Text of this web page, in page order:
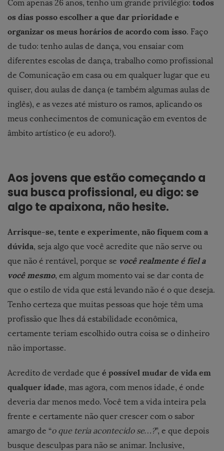
Com apenas 26 anos, tenho um grande privilégio: todos
os dias posso escolher a que dar prioridade e
organizar os meus horários de acordo com isso. Faço
de tudo: tenho aulas de dança, vou ensaiar com
diferentes escolas de dança, trabalho como profissional
de Comunicação em casa ou em qualquer lugar que eu
quiser, dou aulas de dança (e também algumas aulas de
inglês), e as vezes até misturo os ramos, aplicando os
meus conhecimentos de comunicação em eventos de
âmbito artístico (e eu adoro!).
Aos jovens que estão começando a
sua busca profissional, eu digo: se
algo te apaixona, não hesite.
Arrisque-se, tente e experimente, não fiquem com a
dúvida, seja algo que você acredite que não serve ou
que não é rentável, porque se você realmente é fiel a
você mesmo, em algum momento vai se dar conta de
que o estilo de vida que está levando não é o que deseja.
Tenho certeza que muitas pessoas que hoje têm uma
profissão que lhes dá estabilidade econômica,
certamente teriam escolhido outra coisa se o dinheiro
não importasse.
Acredito de verdade que é possível mudar de vida em
qualquer idade, mas agora, com menos idade, é onde
deveria dar menos medo. Você tem a vida inteira pela
frente e certamente não quer crescer com o sabor
amargo de “o que teria acontecido se…?”, e que depois
busque desculpas para não se animar. Inclusive,